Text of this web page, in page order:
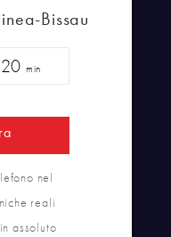
Bissau
20 min
nel
reali
assoluto